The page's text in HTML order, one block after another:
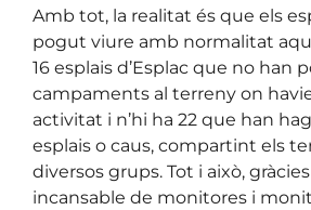
Amb tot, la realitat és que els
pogut viure amb normalitat
16 esplais d’Esplac que no han
campaments al terreny on
activitat i n’hi ha 22 que han
esplais o caus, compartint els
diversos grups. Tot i això, gràcies
incansable de monitores i